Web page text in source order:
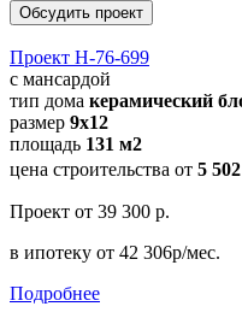
Обсудить проект
Проект Н-76-699
с мансардой
тип дома керамический
размер 9x12
площадь 131 м2
цена строительства от 5
Проект от 39 300 р.
в ипотеку от 42 306р/мес.
Подробнее